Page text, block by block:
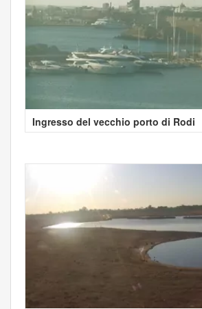
Ingresso del vecchio porto di Rodi